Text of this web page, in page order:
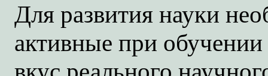
Для развития науки
активные при